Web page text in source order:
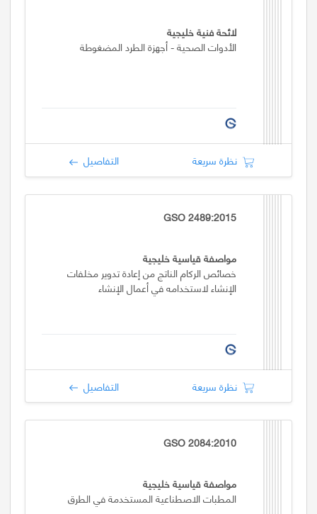
لائحة فنية خليجية
الأدوات الصحية - أجهزة الطرد المضغوطة
نظرة سريعة التفاصيل
GSO 2489:2015
مواصفة قياسية خليجية
خصائص الركام الناتج من إعادة تدوير مخلفات
الإنشاء لاستخدامه في أعمال الإنشاء
نظرة سريعة التفاصيل
GSO 2084:2010
مواصفة قياسية خليجية
المطبات الاصطناعية المستخدمة في الطرق